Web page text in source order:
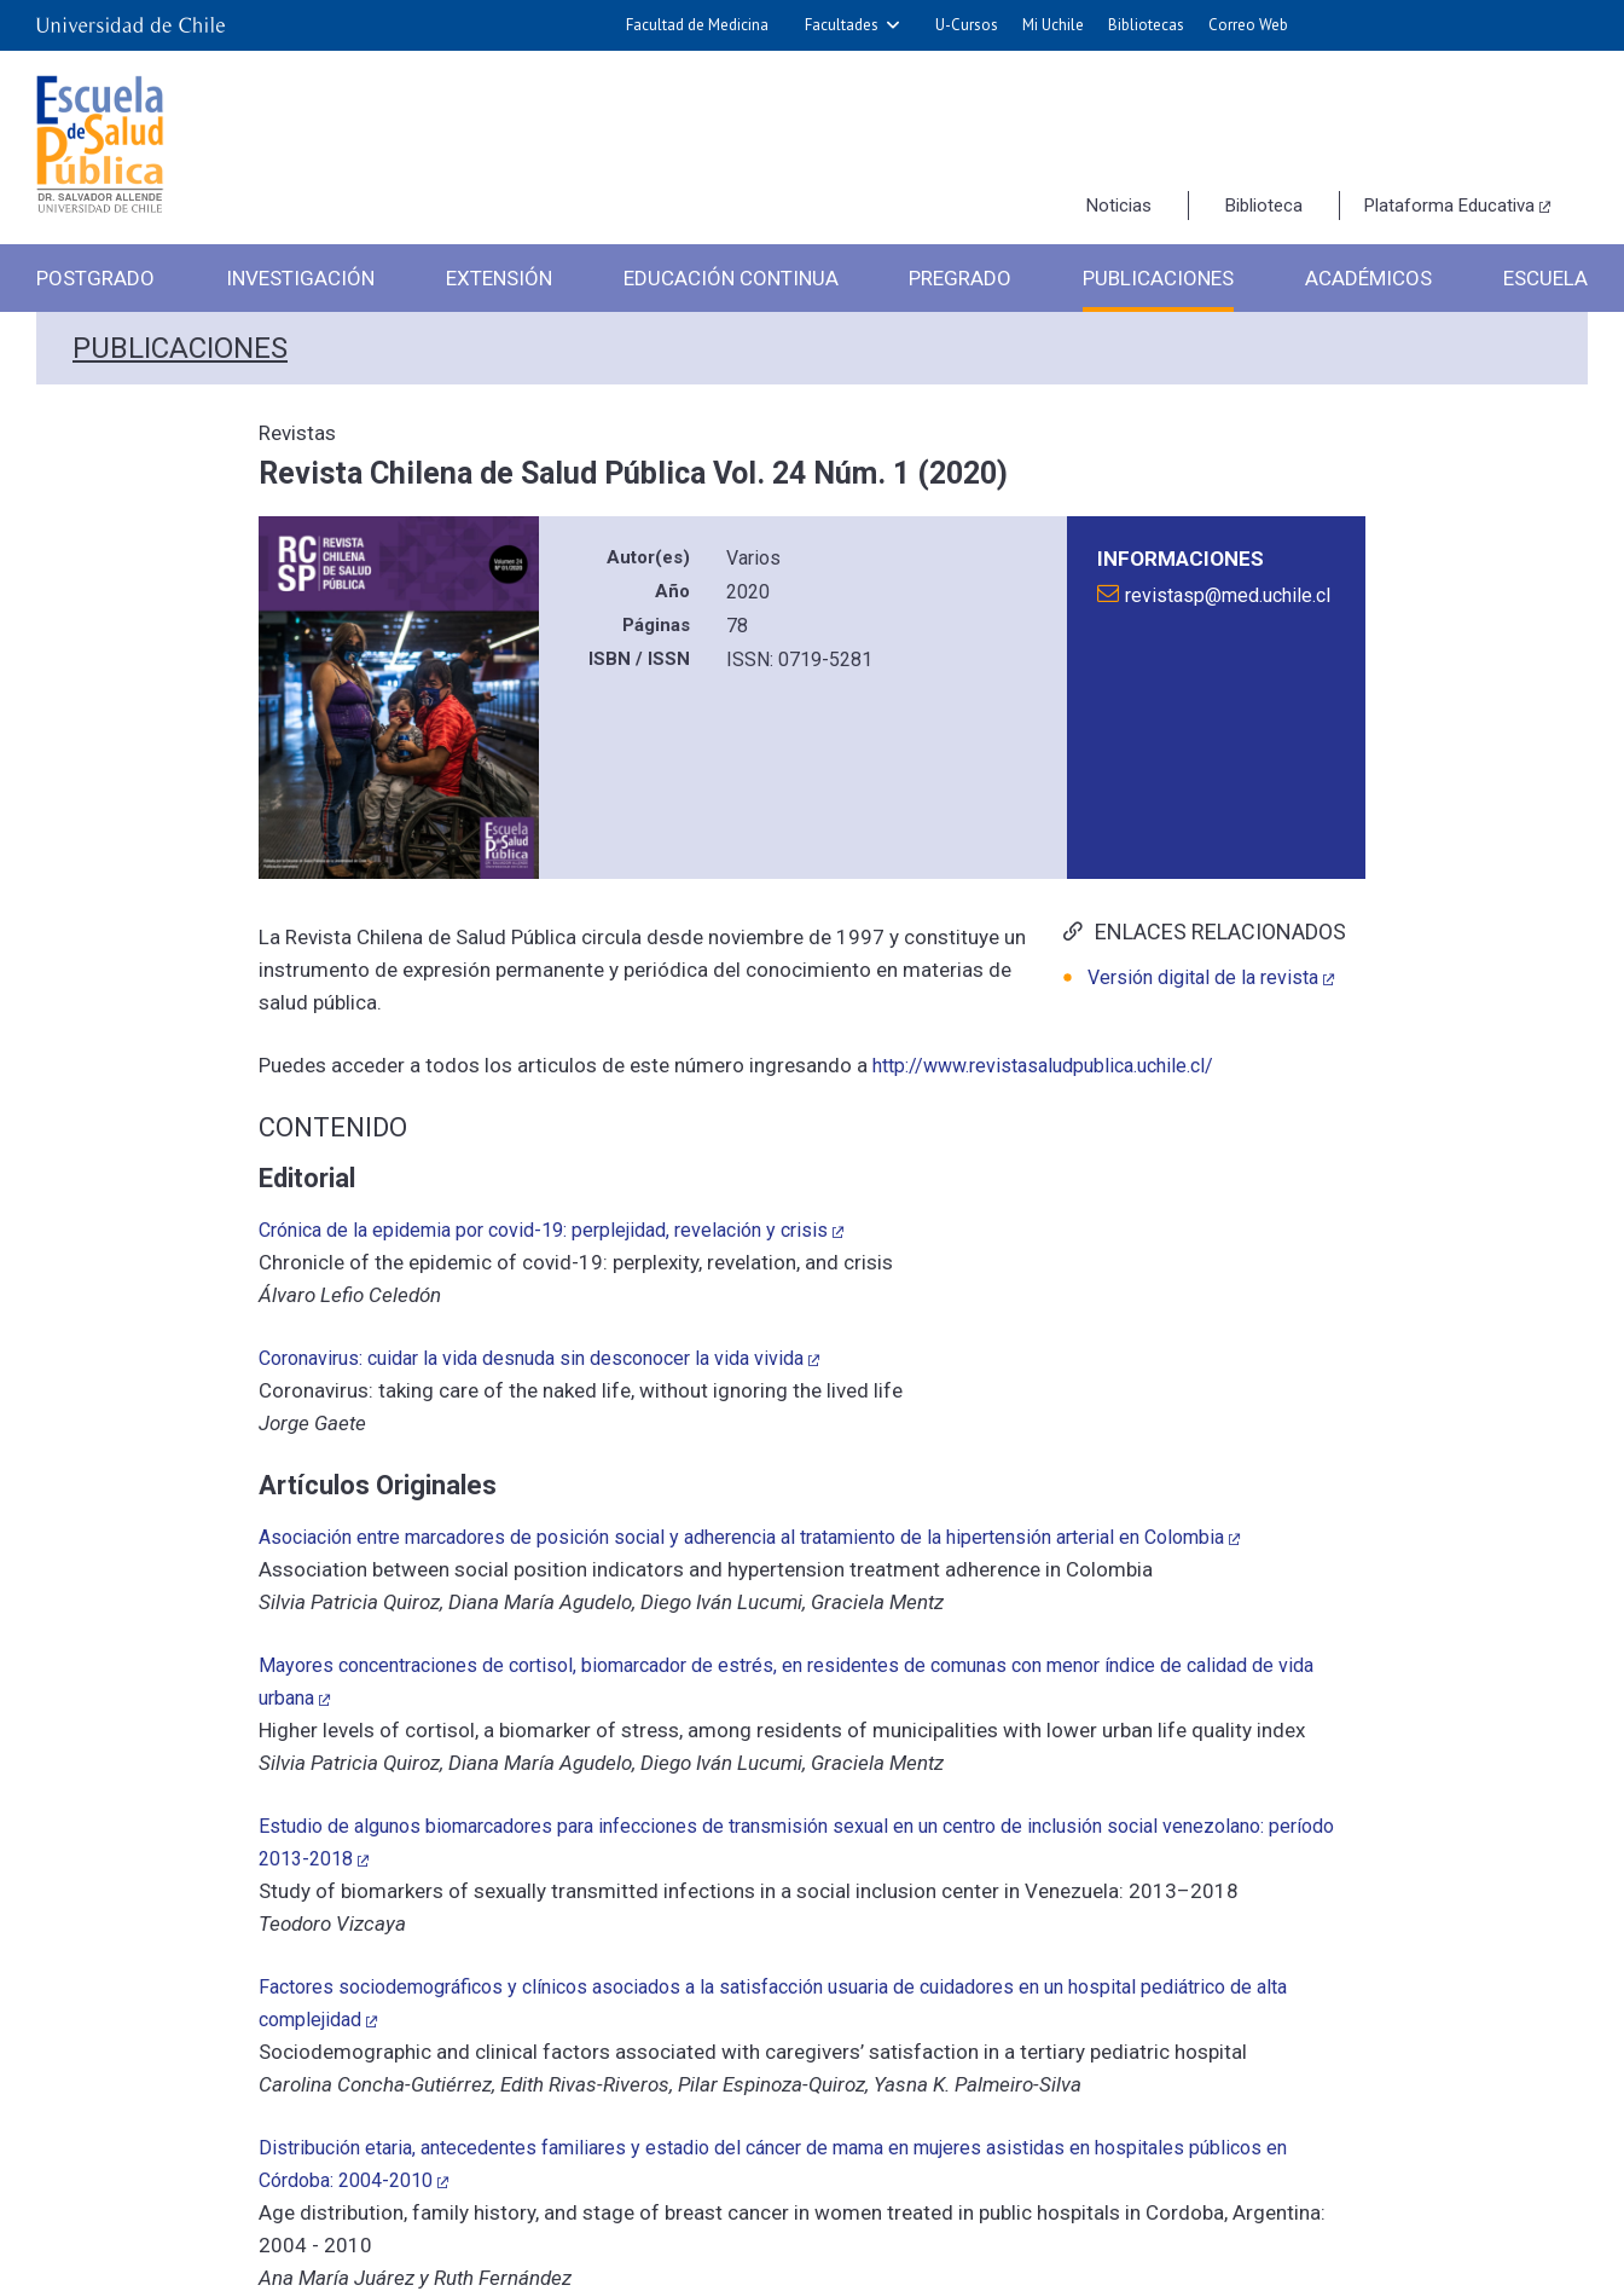
Facultad de Medicina Facultades U-Cursos Mi Uchile Bibliotecas Correo Web
Noticias Biblioteca Plataforma Educativa
POSTGRADO INVESTIGACIÓN EXTENSIÓN EDUCACIÓN CONTINUA PREGRADO PUBLICACIONES ACADÉMICOS ESCUELA
PUBLICACIONES
Revistas
Revista Chilena de Salud Pública Vol. 24 Núm. 1 (2020)
INFORMACIONES
revistasp@med.uchile.cl
Autor(es) Varios
Año 2020
Páginas 78
ISBN / ISSN ISSN: 0719-5281
ENLACES RELACIONADOS
Versión digital de la revista
La Revista Chilena de Salud Pública circula desde noviembre de 1997 y constituye un
instrumento de expresión permanente y periódica del conocimiento en materias de
salud pública.
Puedes acceder a todos los articulos de este número ingresando ahttp://www.revistasaludpublica.uchile.cl/
CONTENIDO
Editorial
Crónica de la epidemia por covid-19: perplejidad, revelación y crisis
Chronicle of the epidemic of covid-19: perplexity, revelation, and crisis
Álvaro Lefio Celedón
Coronavirus: cuidar la vida desnuda sin desconocer la vida vivida
Coronavirus: taking care of the naked life, without ignoring the lived life
Jorge Gaete
Artículos Originales
Asociación entre marcadores de posición social y adherencia al tratamiento de la hipertensión arterial en Colombia
Association between social position indicators and hypertension treatment adherence in Colombia
Silvia Patricia Quiroz, Diana María Agudelo, Diego Iván Lucumi, Graciela Mentz
Mayores concentraciones de cortisol, biomarcador de estrés, en residentes de comunas con menor índice de calidad de vida
urbana
Higher levels of cortisol, a biomarker of stress, among residents of municipalities with lower urban life quality index
Silvia Patricia Quiroz, Diana María Agudelo, Diego Iván Lucumi, Graciela Mentz
Estudio de algunos biomarcadores para infecciones de transmisión sexual en un centro de inclusión social venezolano: período
2013-2018
Study of biomarkers of sexually transmitted infections in a social inclusion center in Venezuela: 2013–2018
Teodoro Vizcaya
Factores sociodemográficos y clínicos asociados a la satisfacción usuaria de cuidadores en un hospital pediátrico de alta
complejidad
Sociodemographic and clinical factors associated with caregivers’ satisfaction in a tertiary pediatric hospital
Carolina Concha-Gutiérrez, Edith Rivas-Riveros, Pilar Espinoza-Quiroz, Yasna K. Palmeiro-Silva
Distribución etaria, antecedentes familiares y estadio del cáncer de mama en mujeres asistidas en hospitales públicos en
Córdoba: 2004-2010
Age distribution, family history, and stage of breast cancer in women treated in public hospitals in Cordoba, Argentina:
2004 - 2010
Ana María Juárez y Ruth Fernández